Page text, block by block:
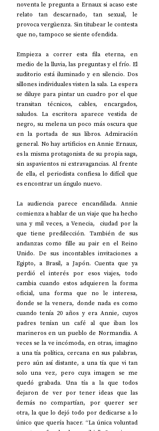
noventa le pregunta a Ernaux si acaso este
relato tan descarnado, tan sexual, le
provoca vergüenza. Sin titubear le contesta
que no, tampoco se siente ofendida.
Empieza a correr esta fila eterna, en
medio de la lluvia, las preguntas y el frío. El
auditorio está iluminado y en silencio. Dos
sillones individuales visten la sala. La espera
se diluye para pintar un cuadro por el que
transitan técnicos, cables, encargados,
saludos. La escritora aparece vestida de
negro, su melena un poco más oscura que
en la portada de sus libros. Admiración
general. No hay artificios en Annie Ernaux,
es la misma protagonista de su propia saga,
sin aspavientos ni extravagancias. Al frente
de ella, el periodista confiesa lo difícil que
es encontrar un ángulo nuevo.
La audiencia parece encandilada. Annie
comienza a hablar de un viaje que ha hecho
una y mil veces, a Venecia,  ciudad por la
que tiene predilección. También de sus
andanzas como fille au pair en el Reino
Unido. De sus incontables invitaciones a
Egipto, a Brasil, a Japón. Cuenta que ya
perdió el interés por esos viajes, todo
cambia cuando estos adquieren la forma
oficial, una forma que no le interesa,
donde se la venera, donde nada es como
cuando tenía 20 años y era Annie, cuyos
padres tenían un café al que iban los
marineros en un pueblo de Normandia. A
veces se la ve incómoda, en otras, imagino
a una tía política, cercana en sus palabras,
pero aún así distante, a una tía que vi tan
solo una vez, pero cuya imagen se me
quedó grabada. Una tía a la que todos
dejaron de ver por tener ideas que las
demás no compartían, por querer ser
otra, la que lo dejó todo por dedicarse a lo
único que quería hacer. “La única voluntad